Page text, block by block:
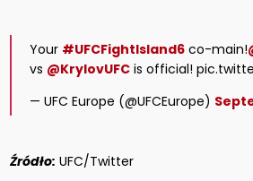
Your #UFCFightIsland6 co-main!
vs @KrylovUFC is official!
— UFC Europe (@UFCEurope)
Źródło: UFC/Twitter